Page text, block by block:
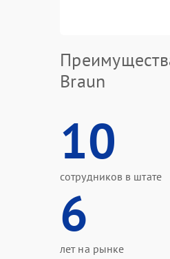
Braun
10
сотрудников в штате
6
лет на рынке